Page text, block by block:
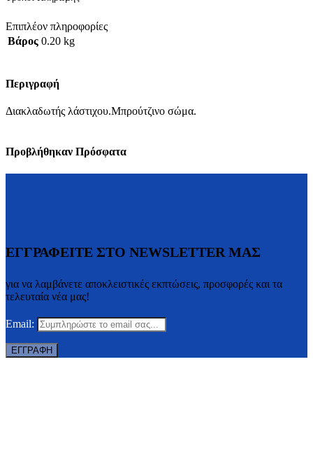
Επιπλέον πληροφορίες
Βάρος 0.20 kg
Περιγραφή
Διακλαδωτής λάστιχου.Μπρούτζινο σώμα.
Προβλήθηκαν Πρόσφατα
ΕΓΓΡΑΦΕΙΤΕ ΣΤΟ NEWSLETTER ΜΑΣ
για να λαμβάνετε αποκλειστικές εκπτώσεις, προσφορές και τα
τελευταία νέα μας!
Email: